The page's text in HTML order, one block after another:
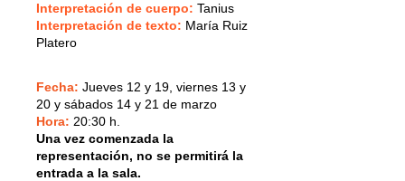
Interpretación de cuerpo: Tanius
Interpretación de texto: María Ruiz
Platero
Fecha: Jueves 12 y 19, viernes 13 y
20 y sábados 14 y 21 de marzo
Hora: 20:30 h.
Una vez comenzada la
representación, no se permitirá la
entrada a la sala.